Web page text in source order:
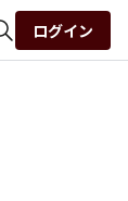
ログイン